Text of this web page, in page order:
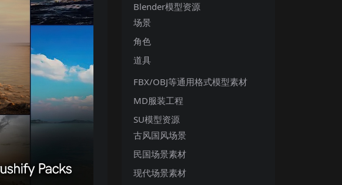
Blender模型资源
场景
角色
道具
FBX/OBJ等通用格式模型素材
MD服装工程
SU模型资源
古风国风场景
民国场景素材
现代场景素材